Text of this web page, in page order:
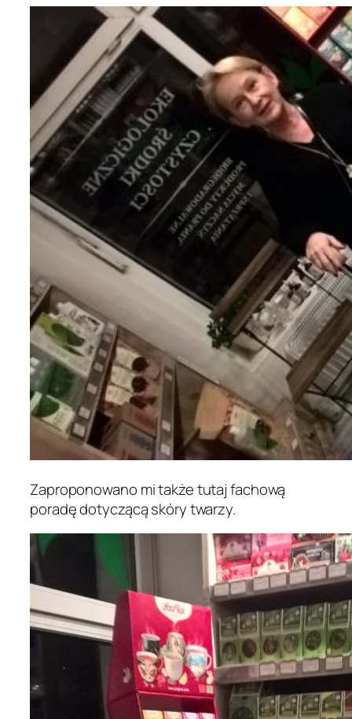
Zaproponowano mi także tutaj fachową
poradę dotyczącą skóry twarzy.